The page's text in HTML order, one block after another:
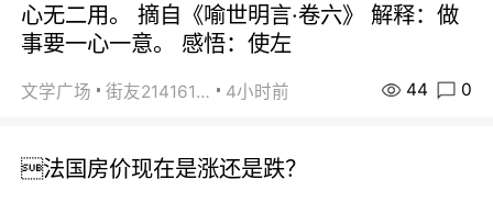
心无二用。 摘自《喻世明言·卷六》 解释：做
事要一心一意。 感悟：使左
文学广场 街友21416156 4小时前 44 0
法国房价现在是涨还是跌？